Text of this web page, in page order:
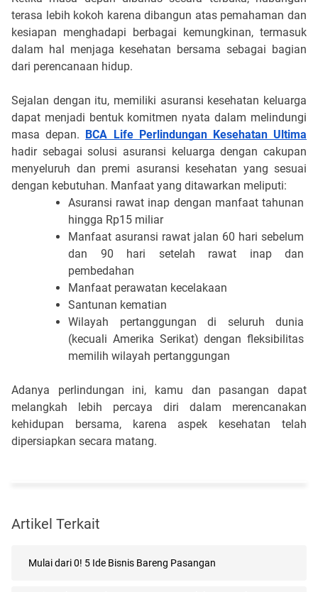
terasa lebih kokoh karena dibangun atas pemahaman dan
kesiapan menghadapi berbagai kemungkinan, termasuk
dalam hal menjaga kesehatan bersama sebagai bagian
dari perencanaan hidup.
Sejalan dengan itu, memiliki asuransi kesehatan keluarga
dapat menjadi bentuk komitmen nyata dalam melindungi
masa depan. BCA Life Perlindungan Kesehatan Ultima
hadir sebagai solusi asuransi keluarga dengan cakupan
menyeluruh dan premi asuransi kesehatan yang sesuai
dengan kebutuhan. Manfaat yang ditawarkan meliputi:
Asuransi rawat inap dengan manfaat tahunan
hingga Rp15 miliar
Manfaat asuransi rawat jalan 60 hari sebelum
dan 90 hari setelah rawat inap dan
pembedahan
Manfaat perawatan kecelakaan
Santunan kematian
Wilayah pertanggungan di seluruh dunia
(kecuali Amerika Serikat) dengan fleksibilitas
memilih wilayah pertanggungan
Adanya perlindungan ini, kamu dan pasangan dapat
melangkah lebih percaya diri dalam merencanakan
kehidupan bersama, karena aspek kesehatan telah
dipersiapkan secara matang.
Artikel Terkait
Mulai dari 0! 5 Ide Bisnis Bareng Pasangan